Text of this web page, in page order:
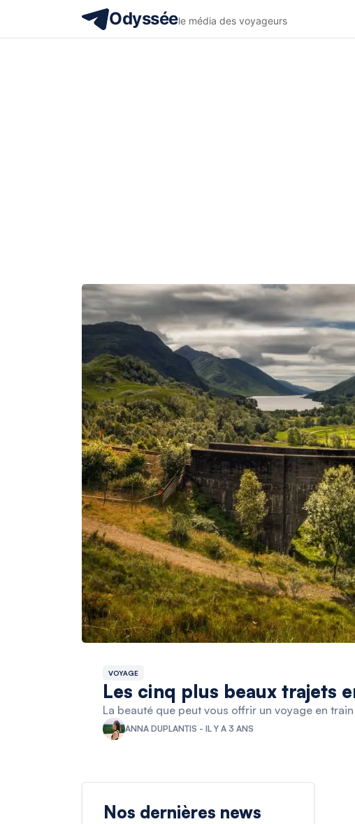
Odysséele média des voyageurs
VOYAGE
Les cinq plus beaux trajets
La beauté que peut vous offrir un voyage en
ANNA DUPLANTIS - IL Y A 3 ANS
Nos dernières news